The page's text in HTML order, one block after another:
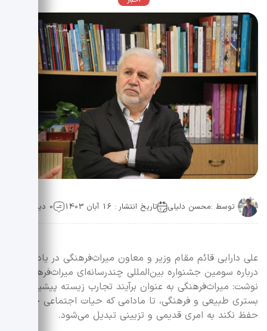
توسط :محسن دلیلی تاریخ انتشار : 16 آبان 1403 0 دیدگاه
علی دارابی قائم مقام وزیر و معاون میراث‌فرهنگی در یادداشتی
درباره سومین جشنواره بین‌المللی چندرسانه‌ای میراث‌فرهنگی
نوشت: میراث‌فرهنگی به عنوان برآیند تجارب زیسته پیشینیان در
بستری طبیعی و فرهنگی، تا مادامی که حیات اجتماعی خود را
حفظ نکند به امری قدیمی و تزیینی تبدیل می‌شود.